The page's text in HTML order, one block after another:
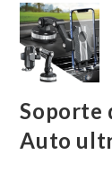
Soporte
Auto